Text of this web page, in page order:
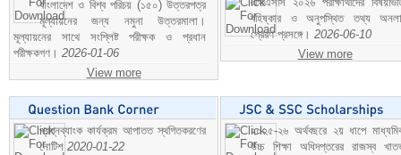
বাংলাদেশ ও বিশ্ব পরিচয় (১৫০) উত্তরপত্র
মূল্যায়নের জন্য নমুনা উত্তরমালা।
মূল্যায়নের সাথে সংশ্লিষ্ট পরীক্ষক ও প্রধান
পরীক্ষকগণ। 2026-01-06
View more
বহিষ্কার ও অনুপস্থিত তথ্য
প্রেরণ প্রসঙ্গে। 2026-06-10
View more
প্রশ্নব্যাংক কার্যক্রম আপাতত স্থগিতকরণের
নোটিশ 2020-01-22
২০২৫-২৬ অর্থবছরে ২য় ধাপে
উচ্চ শিক্ষা অধিদপ্তরের রাজস্ব